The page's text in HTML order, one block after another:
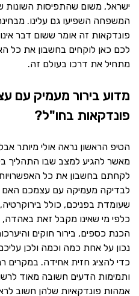
ישראל, משום שהתפיסות השונות
המשפחה השפיעו גם עלינו.
פונדקאות זה אומר ששום דבר אינו
לכם כאן לוקחים בחשבון את כל
מתחיל את דרכו בעולם זה.
מדוע בירור מעמיק עם
פונדקאות בחו"ל?
הטיפ הראשון נראה אולי מיותר
מאשר להגיע למצב שבו התהליך
לקחתם בחשבון את כל
לבדיקה מעמיקה עם עצמכם האם
שעומדת בפניכם, כולל
כלפי מי שאינו מקבל זאת באהדה,
הכנת כספים, בירור חוקים
נכון על אחת כמה וכמה ולכן
כדי להציג חזית אחידה. במקרים
ותמימות הדעים חשובה מאוד
אמהות פונדקאיות שלהן חשוב